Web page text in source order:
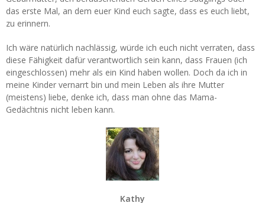
das erste Mal, an dem euer Kind euch sagte, dass es euch liebt,
zu erinnern.
Ich wäre natürlich nachlässig, würde ich euch nicht verraten, dass
diese Fähigkeit dafür verantwortlich sein kann, dass Frauen (ich
eingeschlossen) mehr als ein Kind haben wollen. Doch da ich in
meine Kinder vernarrt bin und mein Leben als ihre Mutter
(meistens) liebe, denke ich, dass man ohne das Mama-
Gedächtnis nicht leben kann.
Kathy